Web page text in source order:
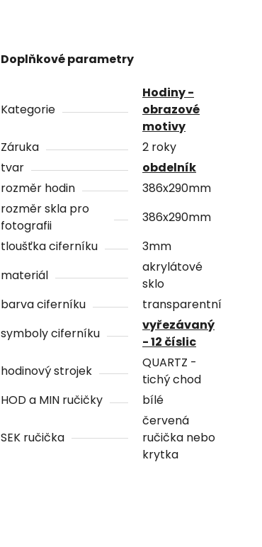
Doplňkové parametry
Kategorie
Hodiny -
obrazové
motivy
Záruka
2 roky
tvar
obdelník
rozměr hodin
386x290mm
rozměr skla pro
fotografii
386x290mm
tloušťka ciferníku
3mm
materiál
akrylátové
sklo
barva ciferníku
transparentní
symboly ciferníku
vyřezávaný
- 12 číslic
hodinový strojek
QUARTZ -
tichý chod
HOD a MIN ručičky
bílé
SEK ručička
červená
ručička nebo
krytka